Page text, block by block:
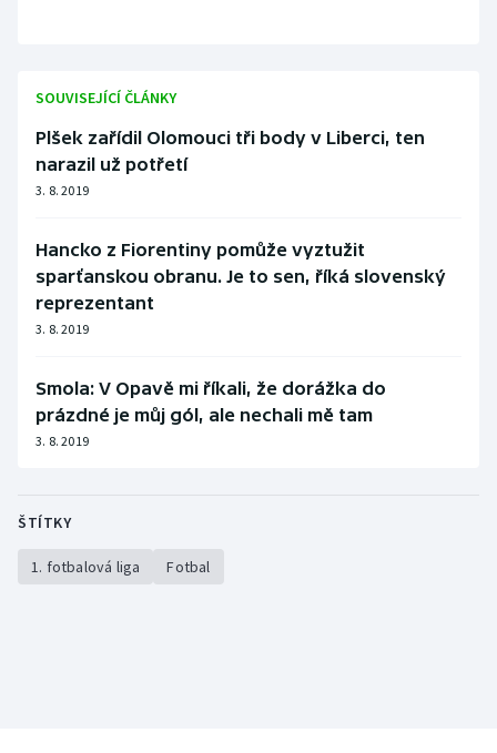
SOUVISEJÍCÍ ČLÁNKY
Plšek zařídil Olomouci tři body v Liberci, ten
narazil už potřetí
3. 8. 2019
Hancko z Fiorentiny pomůže vyztužit
sparťanskou obranu. Je to sen, říká slovenský
reprezentant
3. 8. 2019
Smola: V Opavě mi říkali, že dorážka do
prázdné je můj gól, ale nechali mě tam
3. 8. 2019
ŠTÍTKY
1. fotbalová liga Fotbal